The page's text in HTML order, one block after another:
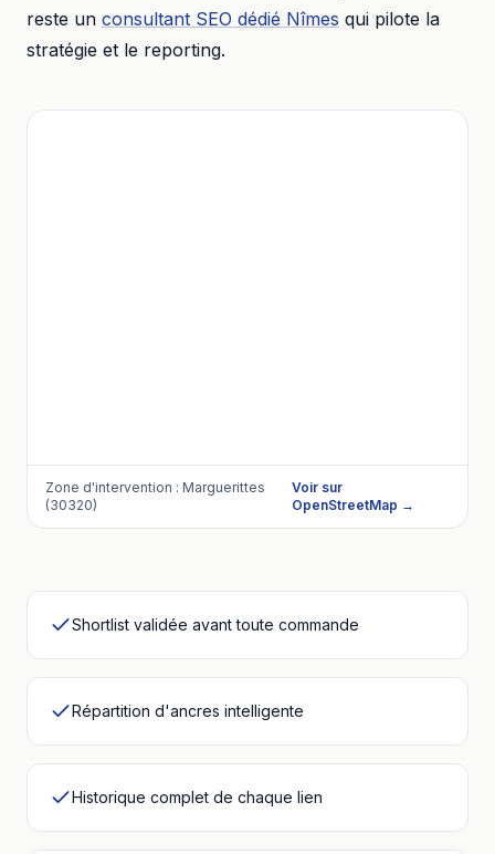
reste un consultant SEO dédié Nîmes qui pilote la
stratégie et le reporting.
Zone d'intervention : Marguerittes
(30320)
Voir sur
OpenStreetMap →
Shortlist validée avant toute commande
Répartition d'ancres intelligente
Historique complet de chaque lien